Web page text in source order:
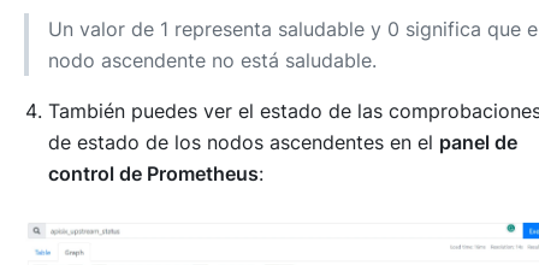
Un valor de 1 representa saludable y 0 significa que
nodo ascendente no está saludable.
También puedes ver el estado de las
de estado de los nodos ascendentes en el panel de
control de Prometheus: